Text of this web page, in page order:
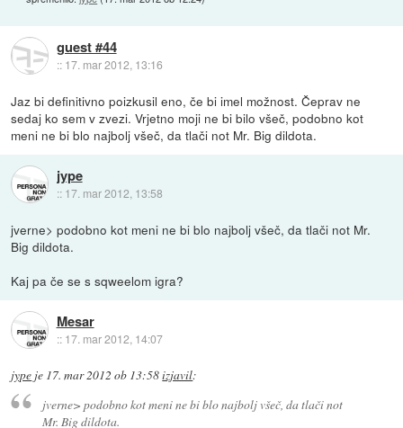
guest #44
:: 17. mar 2012, 13:16
Jaz bi definitivno poizkusil eno, če bi imel možnost. Čeprav ne
sedaj ko sem v zvezi. Vrjetno moji ne bi bilo všeč, podobno kot
meni ne bi blo najbolj všeč, da tlači not Mr. Big dildota.
jype
:: 17. mar 2012, 13:58
jverne> podobno kot meni ne bi blo najbolj všeč, da tlači not Mr.
Big dildota.
Kaj pa če se s sqweelom igra?
Mesar
:: 17. mar 2012, 14:07
jype je 17. mar 2012 ob 13:58izjavil:
jverne> podobno kot meni ne bi blo najbolj všeč, da tlači not
Mr. Big dildota.